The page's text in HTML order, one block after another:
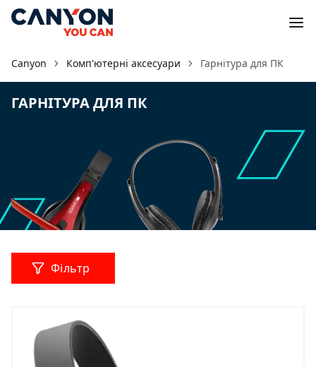
Canyon Комп'ютерні аксесуари Гарнітура для ПК
ГАРНІТУРА ДЛЯ ПК
Фільтр